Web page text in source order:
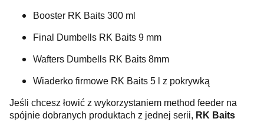
Booster RK Baits 300 ml
Final Dumbells RK Baits 9 mm
Wafters Dumbells RK Baits 8mm
Wiaderko firmowe RK Baits 5 l z pokrywką
Jeśli chcesz łowić z wykorzystaniem method feeder na
spójnie dobranych produktach z jednej serii, RK Baits